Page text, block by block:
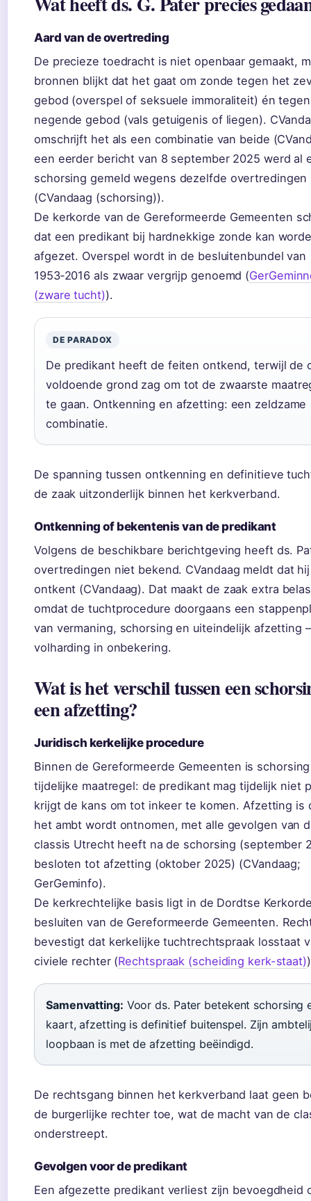
Aard van de overtreding
De precieze toedracht is niet openbaar gemaakt,
bronnen blijkt dat het gaat om zonde tegen het
gebod (overspel of seksuele immoraliteit) én
negende gebod (vals getuigenis of liegen).
omschrijft het als een combinatie van beide
een eerder bericht van 8 september 2025 werd al
schorsing gemeld wegens dezelfde overtredingen
(CVandaag (schorsing)).
De kerkorde van de Gereformeerde Gemeenten
dat een predikant bij hardnekkige zonde kan
afgezet. Overspel wordt in de besluitenbundel van
1953‑2016 als zwaar vergrijp genoemd (
(zware tucht)).
DE PARADOX
De predikant heeft de feiten ontkend, terwijl de
voldoende grond zag om tot de zwaarste
te gaan. Ontkenning en afzetting: een zeldzame
combinatie.
De spanning tussen ontkenning en definitieve
de zaak uitzonderlijk binnen het kerkverband.
Ontkenning of bekentenis van de predikant
Volgens de beschikbare berichtgeving heeft ds.
overtredingen niet bekend. CVandaag meldt dat
ontkent (CVandaag). Dat maakt de zaak extra
omdat de tuchtprocedure doorgaans een
van vermaning, schorsing en uiteindelijk afzetting
volharding in onbekering.
Wat is het verschil tussen een
een afzetting?
Juridisch kerkelijke procedure
Binnen de Gereformeerde Gemeenten is
tijdelijke maatregel: de predikant mag tijdelijk niet
krijgt de kans om tot inkeer te komen. Afzetting is
het ambt wordt ontnomen, met alle gevolgen van
classis Utrecht heeft na de schorsing (september
besloten tot afzetting (oktober 2025) (CVandaag;
GerGeminfo).
De kerkrechtelijke basis ligt in de Dordtse
besluiten van de Gereformeerde Gemeenten.
bevestigt dat kerkelijke tuchtrechtspraak losstaat
civiele rechter (Rechtspraak (scheiding kerk-staat)
Samenvatting: Voor ds. Pater betekent schorsing
kaart, afzetting is definitief buitenspel. Zijn
loopbaan is met de afzetting beëindigd.
De rechtsgang binnen het kerkverband laat geen
de burgerlijke rechter toe, wat de macht van de
onderstreept.
Gevolgen voor de predikant
Een afgezette predikant verliest zijn bevoegdheid